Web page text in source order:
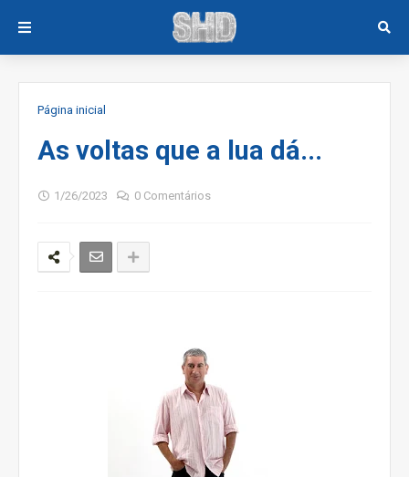
Página inicial
As voltas que a lua dá...
1/26/2023 0 Comentários